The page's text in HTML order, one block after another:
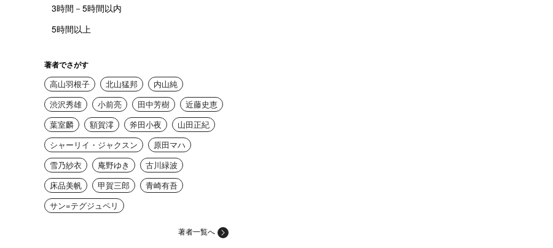
3時間－5時間以内
5時間以上
著者でさがす
高山羽根子 北山猛邦
内山純
渋沢秀雄
小前亮 田中芳樹
近藤史恵
葉室麟
額賀澪 斧田小夜
山田正紀
シャーリイ・ジャクスン
原田マハ
雪乃紗衣
庵野ゆき
古川緑波
床品美帆
甲賀三郎
青崎有吾
サン=テグジュペリ
著者一覧へ